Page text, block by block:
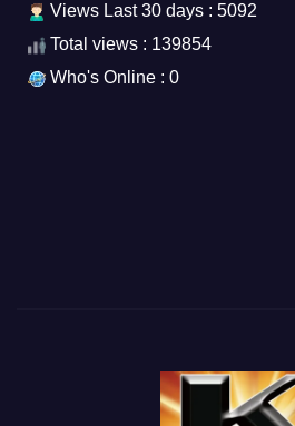
Views Last 30 days : 5092
Total views : 139854
Who's Online : 0